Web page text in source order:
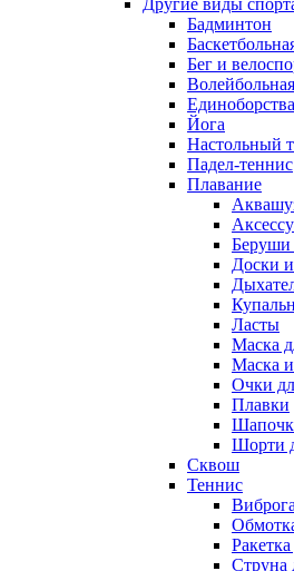
Другие виды
Бадминтон
Бег и
Единоборства
Йога
Настольный
Падел-теннис
Плавание
Беруши
Доски
Ласты
Маска
Маска
Очки
Плавки
Шорти
Сквош
Теннис
Струна